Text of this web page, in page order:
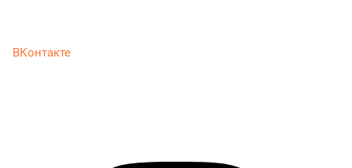
ВКонтакте